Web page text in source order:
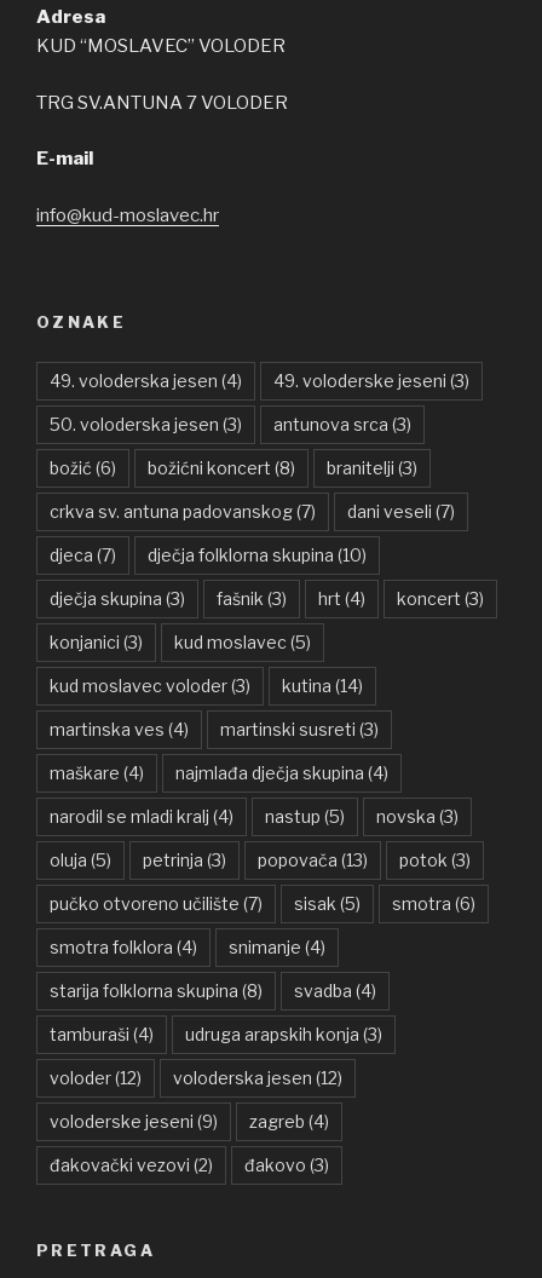
Adresa
KUD “MOSLAVEC” VOLODER
TRG SV.ANTUNA 7 VOLODER
E-mail
info@kud-moslavec.hr
OZNAKE
49. voloderska jesen (4) 49. voloderske jeseni (3)
50. voloderska jesen (3) antunova srca (3)
božić (6) božićni koncert (8) branitelji (3)
crkva sv. antuna padovanskog(7) dani veseli (7)
djeca (7) dječja folklorna skupina (10)
dječja skupina (3) fašnik (3) hrt (4) koncert (3)
konjanici (3) kud moslavec (5)
kud moslavec voloder(3) kutina (14)
martinska ves (4) martinski susreti (3)
maškare (4) najmlađa dječja skupina (4)
narodil se mladi kralj (4) nastup (5) novska (3)
oluja (5) petrinja (3) popovača (13) potok (3)
pučko otvoreno učilište (7) sisak (5) smotra (6)
smotra folklora (4) snimanje (4)
starija folklorna skupina (8) svadba (4)
tamburaši (4) udruga arapskih konja (3)
voloder(12) voloderska jesen (12)
voloderske jeseni (9) zagreb (4)
đakovački vezovi (2) đakovo (3)
PRETRAGA